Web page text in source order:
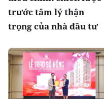
trước tâm lý thận
trọng của nhà đầu tư